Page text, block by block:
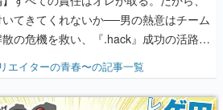
てきてくれないか──男の熱意はチーム
の危機を救い、『.hack』成功の活路を
開く。業界の快男児・松山 洋に流れる血は
年ジャンプ』色だった【若ゲのいた
エイターの青春〜の記事一覧